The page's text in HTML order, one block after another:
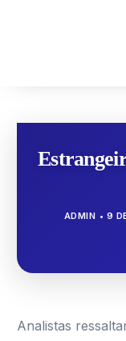
ADMIN 9
Analistas